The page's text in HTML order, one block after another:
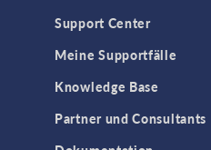
Support Center
Meine Supportfälle
Knowledge Base
Partner und Consultants